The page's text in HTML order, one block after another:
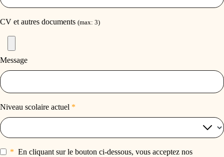
CV et autres documents (max: 3)
Message
Niveau scolaire actuel *
* En cliquant sur le bouton ci-dessous, vous acceptez nos